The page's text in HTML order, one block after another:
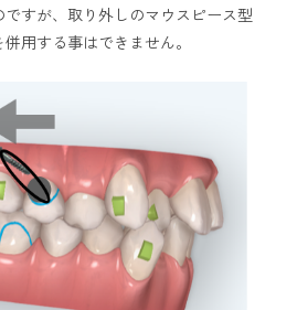
すが、取り外しのマウスピース型
用する事はできません。